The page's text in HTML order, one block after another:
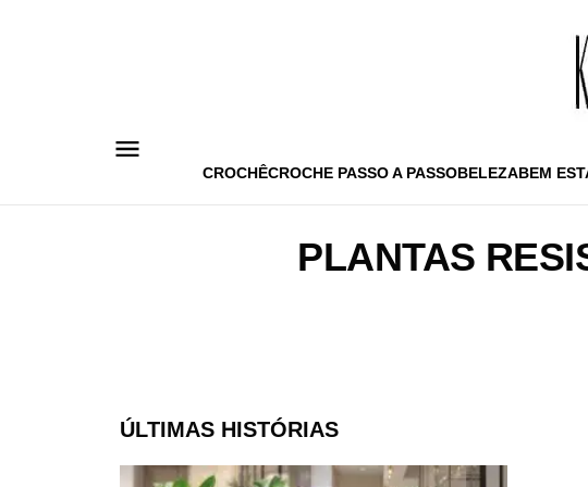
CROCHÊCROCHE PASSO A PASSOBELEZABEM
PLANTAS
ÚLTIMAS HISTÓRIAS